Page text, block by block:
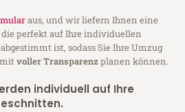
aus, und wir liefern Ihnen eine
die perfekt auf Ihre individuellen
ist, sodass Sie Ihre Umzug
voller Transparenzplanen können.
individuell auf Ihre